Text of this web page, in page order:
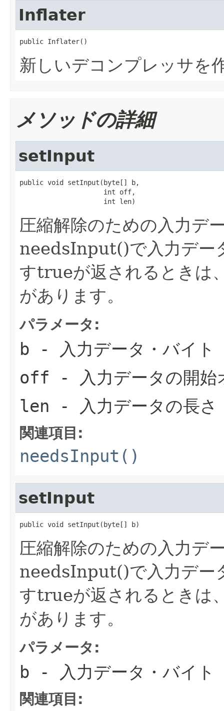
Inflater
public Inflater()
新しいデコンプレッサを
メソッドの詳細
setInput
public void setInput(byte[] b,
                     int off,
                     int len)
圧縮解除のための入力デ
needsInput()で入力デー
すtrueが返されるときは
があります。
パラメータ:
b - 入力データ・バイト
off - 入力データの開始
len - 入力データの長さ
関連項目:
needsInput()
setInput
public void setInput(byte[] b)
圧縮解除のための入力デ
needsInput()で入力デー
すtrueが返されるときは
があります。
パラメータ:
b - 入力データ・バイト
関連項目: